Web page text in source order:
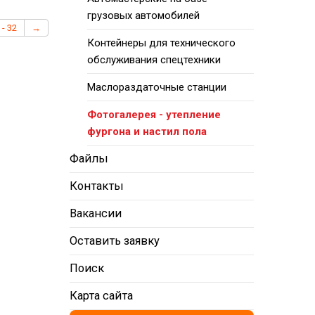
- 32 →
грузовых автомобилей
Контейнеры для технического
обслуживания спецтехники
Маслораздаточные станции
Фотогалерея - утепление
фургона и настил пола
Файлы
Контакты
Вакансии
Оставить заявку
Поиск
Карта сайта